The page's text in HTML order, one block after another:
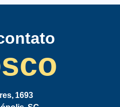
1693